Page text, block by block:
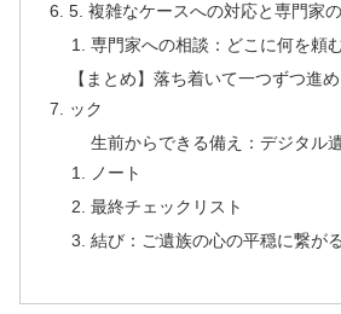
5. 複雑なケースへの対応と専門家
専門家への相談：どこに何を頼
【まとめ】落ち着いて一つずつ進
ック
生前からできる備え：デジタル
ノート
最終チェックリスト
結び：ご遺族の心の平穏に繋が